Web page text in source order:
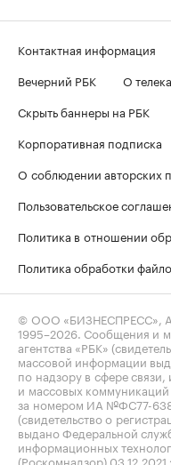
Контактная информация
Вечерний РБК
О
Скрыть баннеры на РБК
Корпоративная подписка
О соблюдении авторских
Пользовательское
Политика в отношении
Политика обработки
© ООО «БИЗНЕСПРЕСС»,
1995–2026 . Сообщения и
агентства «РБК»
массовой информации
по надзору в сфере
и массовых
за номером ИА №ФС77-
(свидетельство о
выдано Федеральной
информационных
(Роскомнадзор)